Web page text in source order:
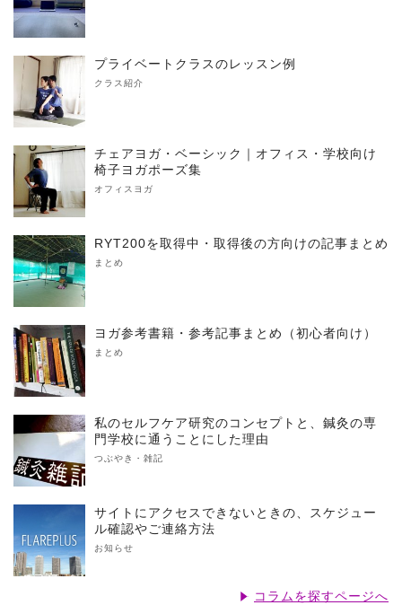
プライベートクラスのレッスン例
クラス紹介
チェアヨガ・ベーシック｜オフィス・学校向け
椅子ヨガポーズ集
オフィスヨガ
RYT200を取得中・取得後の方向けの記事まとめ
まとめ
ヨガ参考書籍・参考記事まとめ（初心者向け）
まとめ
私のセルフケア研究のコンセプトと、鍼灸の専
門学校に通うことにした理由
つぶやき・雑記
サイトにアクセスできないときの、スケジュー
ル確認やご連絡方法
お知らせ
コラムを探すページへ